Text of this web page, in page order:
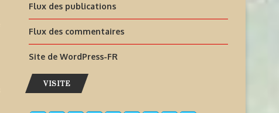
Flux des publications
Flux des commentaires
Site de WordPress-FR
VISITE